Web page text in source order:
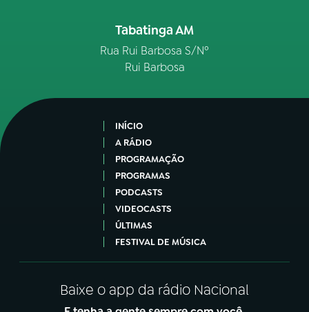
Tabatinga AM
Rua Rui Barbosa S/Nº
Rui Barbosa
INÍCIO
A RÁDIO
PROGRAMAÇÃO
PROGRAMAS
PODCASTS
VIDEOCASTS
ÚLTIMAS
FESTIVAL DE MÚSICA
Baixe o app da rádio Nacional